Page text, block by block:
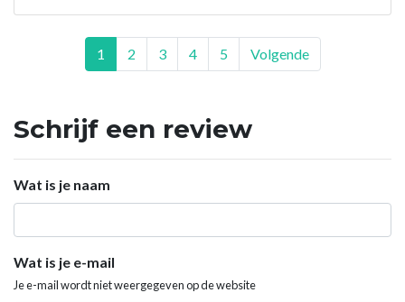
1 2 3 4 5 Volgende
Schrijf een review
Wat is je naam
Wat is je e-mail
Je e-mail wordt niet weergegeven op de website